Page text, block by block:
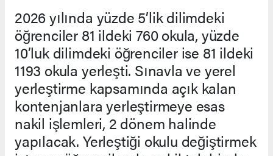
2026 yılında yüzde 5’lik dilimdeki
öğrenciler 81 ildeki 760 okula, yüzde
10’luk dilimdeki öğrenciler ise 81 ildeki
1193 okula yerleşti. Sınavla ve yerel
yerleştirme kapsamında açık kalan
kontenjanlara yerleştirmeye esas
nakil işlemleri, 2 dönem halinde
yapılacak. Yerleştiği okulu değiştirmek